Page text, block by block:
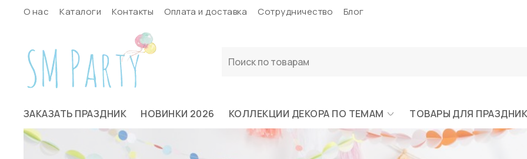
О нас Каталоги Контакты Оплата и доставка Сотрудничество Блог
ЗАКАЗАТЬ ПРАЗДНИК НОВИНКИ 2026 КОЛЛЕКЦИИ ДЕКОРА ПО ТЕМАМ ТОВАРЫ ДЛЯ